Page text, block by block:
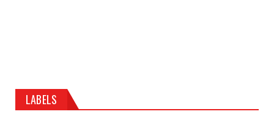
LABELS